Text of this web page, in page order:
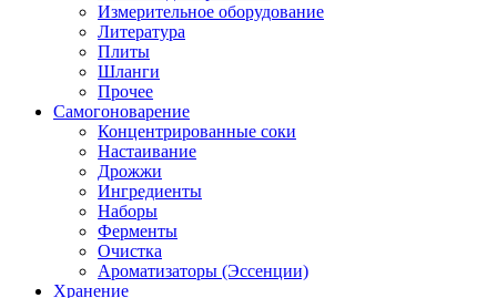
Измерительное оборудование
Литература
Плиты
Шланги
Прочее
Самогоноварение
Концентрированные соки
Настаивание
Дрожжи
Ингредиенты
Наборы
Ферменты
Очистка
Ароматизаторы (Эссенции)
Хранение